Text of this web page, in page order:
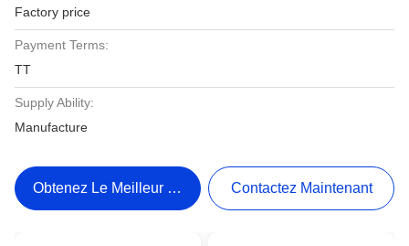
Factory price
Payment Terms:
TT
Supply Ability:
Manufacture
Obtenez Le Meilleur Prix Contactez Maintenant